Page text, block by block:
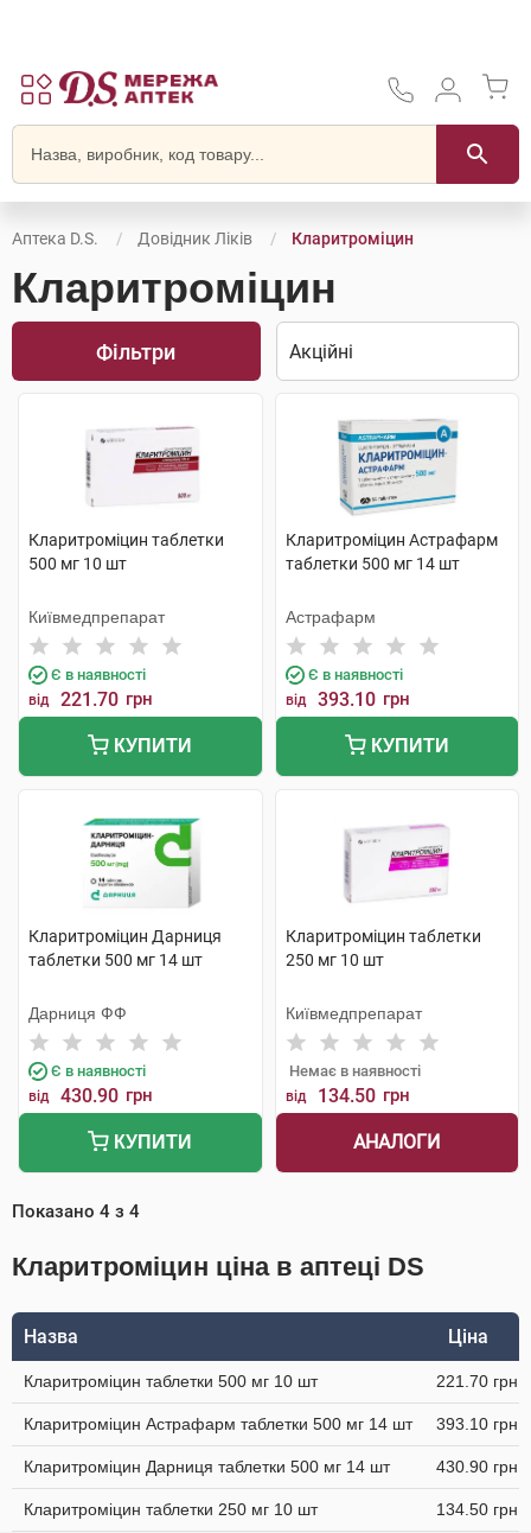
Аптека D.S. Довідник Ліків Кларитроміцин
Кларитроміцин
Фільтри
Кларитроміцин таблетки
500 мг 10 шт
Київмедпрепарат
Є в наявності
від 221.70 грн
КУПИТИ
Кларитроміцин Астрафарм
таблетки 500 мг 14 шт
Астрафарм
Є в наявності
від 393.10 грн
КУПИТИ
Кларитроміцин Дарниця
таблетки 500 мг 14 шт
Дарниця ФФ
Є в наявності
від 430.90 грн
КУПИТИ
Кларитроміцин таблетки
250 мг 10 шт
Київмедпрепарат
Немає в наявності
від 134.50 грн
АНАЛОГИ
Показано 4 з 4
Кларитроміцин ціна в аптеці DS
Назва Ціна
Кларитроміцин таблетки 500 мг 10 шт 221.70 грн
Кларитроміцин Астрафарм таблетки 500 мг 14 шт 393.10 грн
Кларитроміцин Дарниця таблетки 500 мг 14 шт 430.90 грн
Кларитроміцин таблетки 250 мг 10 шт 134.50 грн